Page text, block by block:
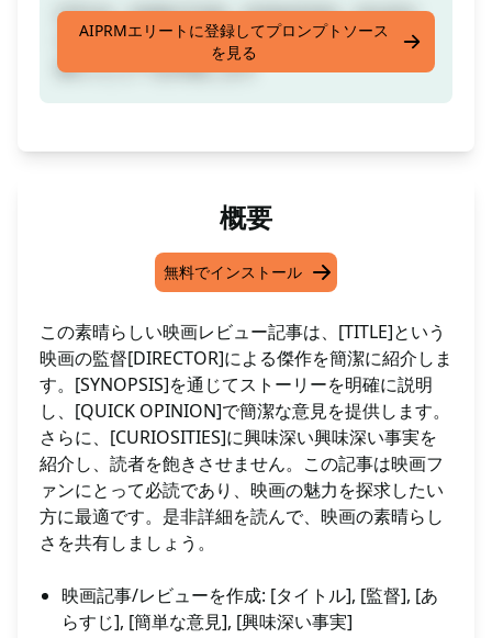
[TITLE]、[DIRECTOR]、[SYNOPSIS]、[QUICK
OPINION]、[CURIOSITIES]に基づいた映画記
事/レビューを作成します
AIPRMエリートに登録してプロンプトソース
を見る
概要
無料でインストール
この素晴らしい映画レビュー記事は、[TITLE]という
映画の監督[DIRECTOR]による傑作を簡潔に紹介しま
す。[SYNOPSIS]を通じてストーリーを明確に説明
し、[QUICK OPINION]で簡潔な意見を提供します。
さらに、[CURIOSITIES]に興味深い興味深い事実を
紹介し、読者を飽きさせません。この記事は映画フ
ァンにとって必読であり、映画の魅力を探求したい
方に最適です。是非詳細を読んで、映画の素晴らし
さを共有しましょう。
映画記事/レビューを作成: [タイトル], [監督], [あ
らすじ], [簡単な意見], [興味深い事実]